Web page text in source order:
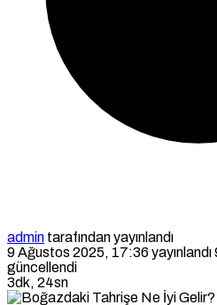
admin tarafından yayınlandı
9 Ağustos 2025, 17:36 yayınlandı
güncellendi
3dk, 24sn